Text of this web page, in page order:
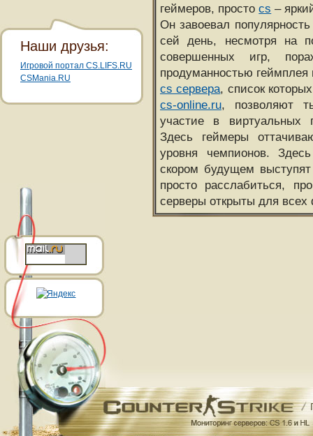
геймеров, простоcs –
Он завоевал
сей день, несмотря на
совершенных игр,
продуманностью
cs сервера, список
cs-online.ru, позволяют
участие в виртуальных
Здесь геймеры
уровня чемпионов.
скором будущем
просто расслабиться,
серверы открыты для всех
Наши друзья:
Игровой портал CS.LIFS.RU
CSMania.RU